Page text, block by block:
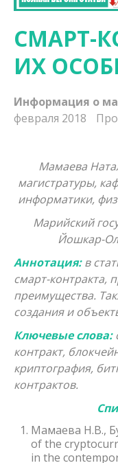
СМАРТ-
ИХ
Информация о
февраля 2018
Мамаева
магистратуры,
информатики,
Марийский
Йошкар-
Аннотация:в
смарт-контракта,
преимущества.
создания и
Ключевые слова:
контракт,
криптография,
контрактов.
Мамаева Н.В.,
of the
in the